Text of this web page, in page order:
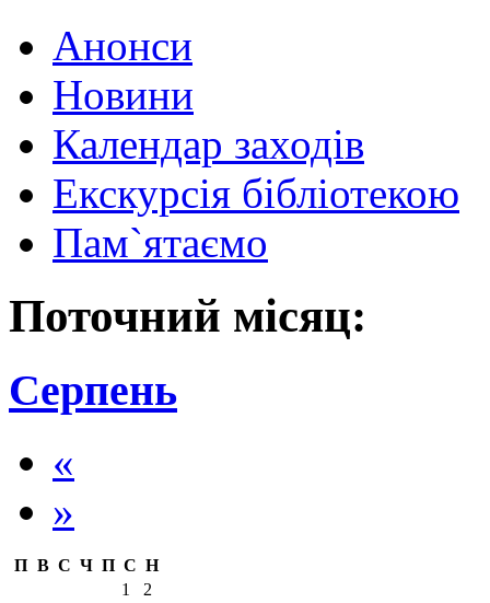
Анонси
Новини
Календар заходів
Екскурсія бібліотекою
Пам`ятаємо
Поточний місяц:
Серпень
«
»
П В С Ч П С Н
1
2